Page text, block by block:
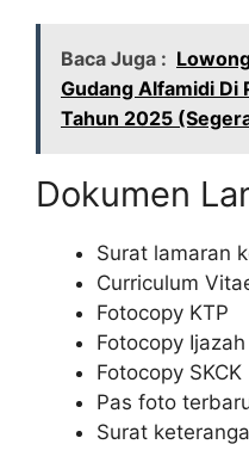
Baca Juga :
Gudang Alfamidi Di
Tahun 2025
Dokumen
Surat lamaran
Curriculum
Fotocopy KTP
Fotocopy
Fotocopy SKCK
Pas foto
Surat